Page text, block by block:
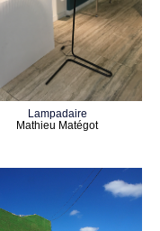
Lampadaire
Mathieu Matégot